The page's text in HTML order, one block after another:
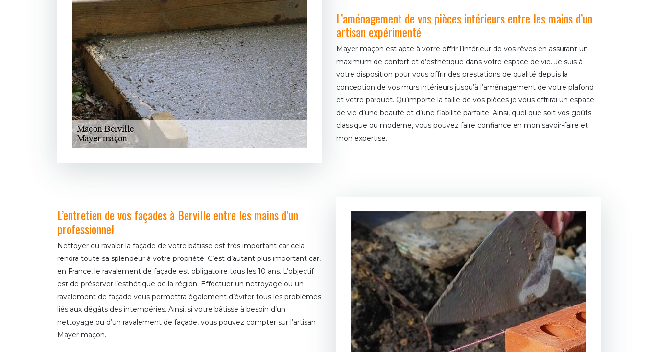
L’aménagement de vos pièces intérieurs entre les mains d’un
artisan expérimenté
Mayer maçon est apte à votre offrir l’intérieur de vos rêves en assurant un
maximum de confort et d’esthétique dans votre espace de vie. Je suis à
votre disposition pour vous offrir des prestations de qualité depuis la
conception de vos murs intérieurs jusqu’à l’aménagement de votre plafond
et votre parquet. Qu’importe la taille de vos pièces je vous offrirai un espace
de vie d’une beauté et d’une fiabilité parfaite. Ainsi, quel que soit vos goûts :
classique ou moderne, vous pouvez faire confiance en mon savoir-faire et
mon expertise.
L’entretien de vos façades à Berville entre les mains d’un
professionnel
Nettoyer ou ravaler la façade de votre bâtisse est très important car cela
rendra toute sa splendeur à votre propriété. C’est d’autant plus important car,
en France, le ravalement de façade est obligatoire tous les 10 ans. L’objectif
est de préserver l’esthétique de la région. Effectuer un nettoyage ou un
ravalement de façade vous permettra également d’éviter tous les problèmes
liés aux dégâts des intempéries. Ainsi, si votre bâtisse à besoin d’un
nettoyage ou d’un ravalement de façade, vous pouvez compter sur l’artisan
Mayer maçon.